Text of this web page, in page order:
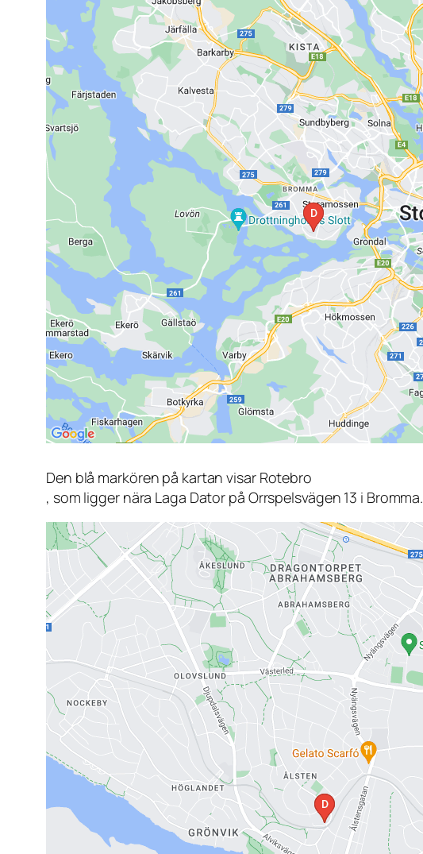
Den blå markören på kartan visar Rotebro
, som ligger nära Laga Dator på Orrspelsvägen 13 i Bromma.